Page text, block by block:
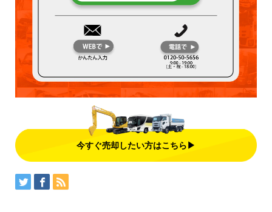
今すぐ売却したい方はこちら▶